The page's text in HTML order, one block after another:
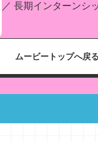
／ 長期インターンシ
ムービートップへ戻る